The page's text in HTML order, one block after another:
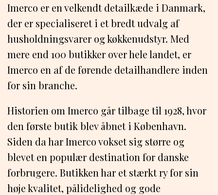
Imerco er en velkendt detailkæde i Danmark,
der er specialiseret i et bredt udvalg af
husholdningsvarer og køkkenudstyr. Med
mere end 100 butikker over hele landet, er
Imerco en af de førende detailhandlere inden
for sin branche.
Historien om Imerco går tilbage til 1928, hvor
den første butik blev åbnet i København.
Siden da har Imerco vokset sig større og
blevet en populær destination for danske
forbrugere. Butikken har et stærkt ry for sin
høje kvalitet, pålidelighed og gode